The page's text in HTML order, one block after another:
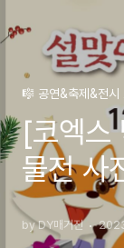
🎼 공연&축제&전시
[코엑스
물전 사
간 전시
by DY매거진